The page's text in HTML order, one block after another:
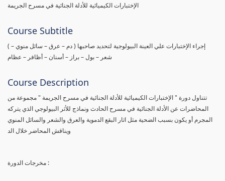
الإختبارات الكيميائية للأدلة الجنائية في مسرح الجريمة
Course Subtitle
( إجراء الإختبارات علي العينة البيولوجية لتحديد صاحبها ( دم – عرق – سائل منوي –
شعر – بول – براز – أسنان – أظافر – عظام
Course Description
تتناول دورة " الإختبارات الكيميائية للأدلة الجنائية في مسرح الجريمة " مجموعة من
المحاضرات عن الأدلة الجنائية في مسرح الحادث ونماذج للأثر البيولوجي الذي يتركه
المجرم أو يكون بسبب الضحية مثل اثار البقع الدموية والعرق والشعر والسائل المنوي
ويناقش المحاضر خلال الد
مخرجات الدورة :